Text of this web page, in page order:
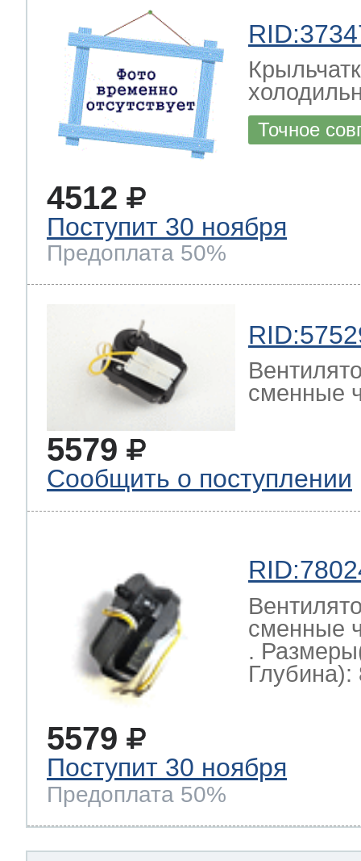
Точное
4512
Поступит 30 ноября
Предоплата 50%
сменные
5579
Сообщить о поступлении
сменные
.
Глубина):
5579
Поступит 30 ноября
Предоплата 50%